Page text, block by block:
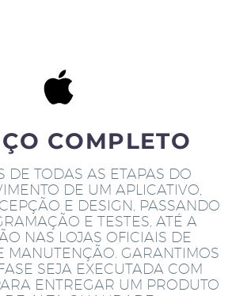
COMPLETO
DE TODAS AS ETAPAS DO
DE UM APLICATIVO,
E DESIGN, PASSANDO
E TESTES, ATÉ A
NAS LOJAS OFICIAIS DE
MANUTENÇÃO. GARANTIMOS
SEJA EXECUTADA COM
ENTREGAR UM PRODUTO